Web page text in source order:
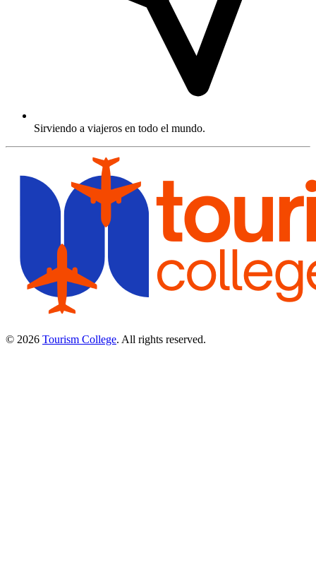
Sirviendo a viajeros en todo el mundo.
© 2026 Tourism College. All rights reserved.